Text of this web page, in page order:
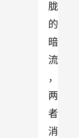
胧
的
暗
流
，
两
者
消